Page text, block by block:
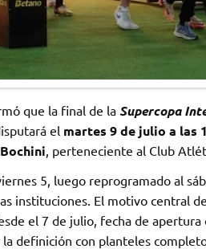
que la final de la Supercopa
el martes 9 de julio a las
, perteneciente al Club
5, luego reprogramado al
instituciones. El motivo central
el 7 de julio, fecha de
definición con planteles